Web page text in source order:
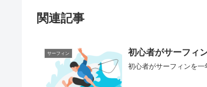
関連記事
サーフィン 初心者がサーフィ
初心者がサーフィンを